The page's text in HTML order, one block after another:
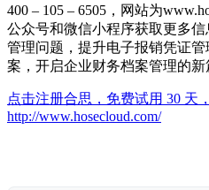
400 – 105 – 6505，网站为
公众号和微信小程序获取更多
管理问题，提升电子报销凭证
案，开启企业财务档案管理的新
点击注册合思，免费试用 30 天
http://www.hosecloud.com/